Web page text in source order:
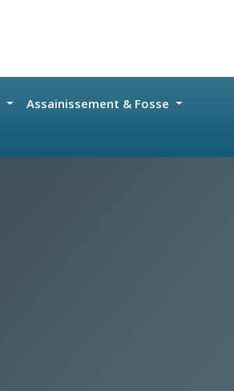
Assainissement & Fosse